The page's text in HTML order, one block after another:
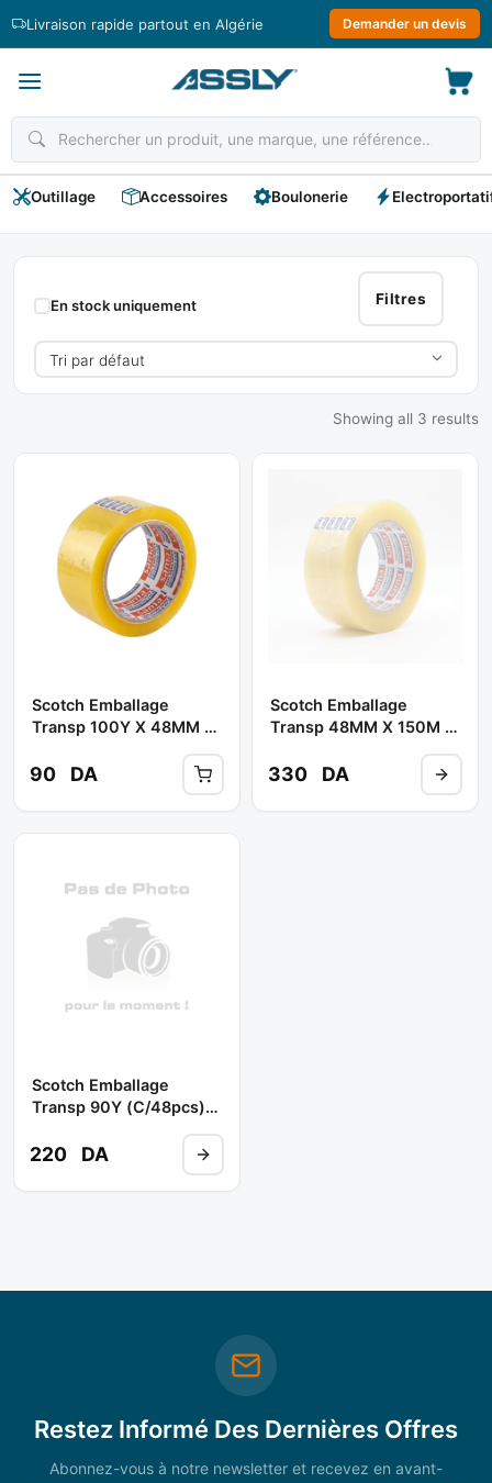
Livraison rapide partout en Algérie Demander un devis
Outillage Accessoires Boulonerie
Résultats
De
Recherche :
« Scotch
Emballage
Filtres
En stock uniquement
Showing all 3 results
Scotch Emballage
Transp 100Y X 48MM //
IPAC / GD ADHESIF
90 DA
Scotch Emballage
Transp 48MM X 150M //
IPAC
330 DA
Scotch Emballage
Transp 90Y (C/48pcs)
220 DA
Restez Informé Des Dernières Offres
Abonnez-vous à notre newsletter et recevez en avant-